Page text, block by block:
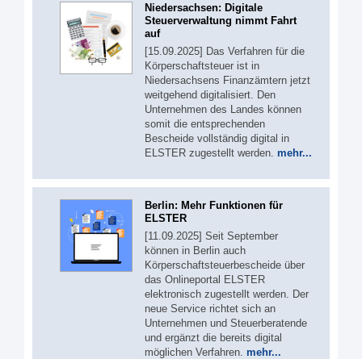
Niedersachsen: Digitale
Steuerverwaltung nimmt Fahrt
auf
[15.09.2025] Das Verfahren für die
Körperschaftsteuer ist in
Niedersachsens Finanzämtern jetzt
weitgehend digitalisiert. Den
Unternehmen des Landes können
somit die entsprechenden
Bescheide vollständig digital in
ELSTER zugestellt werden. mehr...
Berlin: Mehr Funktionen für
ELSTER
[11.09.2025] Seit September
können in Berlin auch
Körperschaftsteuerbescheide über
das Onlineportal ELSTER
elektronisch zugestellt werden. Der
neue Service richtet sich an
Unternehmen und Steuerberatende
und ergänzt die bereits digital
möglichen Verfahren. mehr...